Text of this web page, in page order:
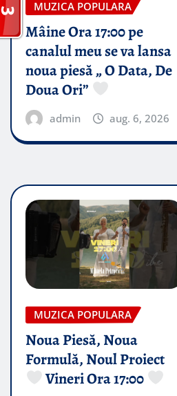
MUZICA POPULARA
Mâine Ora 17:00 pe
canalul meu se va lansa
noua piesă „ O Data, De
Doua Ori”
admin aug. 6, 2026
MUZICA POPULARA
Noua Piesă, Noua
Formulă, Noul Proiect
Vineri Ora 17:00